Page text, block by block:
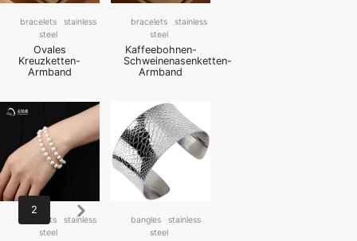
bracelets
stainless
steel
Ovales
Kreuzketten-
Armband
bracelets
stainless
steel
Kaffeebohnen-
Schweinenasenketten-
Armband
bracelets
stainless
steel
bangles
stainless
steel
2 Next